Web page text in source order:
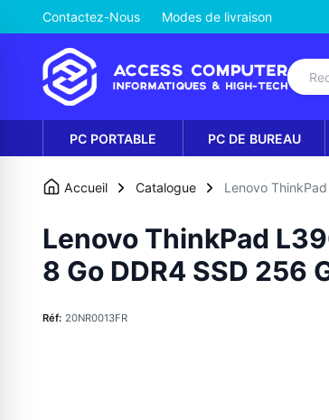
Contactez-Nous Modes de livraison
PC PORTABLE PC DE BUREAU
Accueil Catalogue Lenovo
Lenovo ThinkPad
8 Go DDR4 SSD 256
Réf: 20NR0013FR